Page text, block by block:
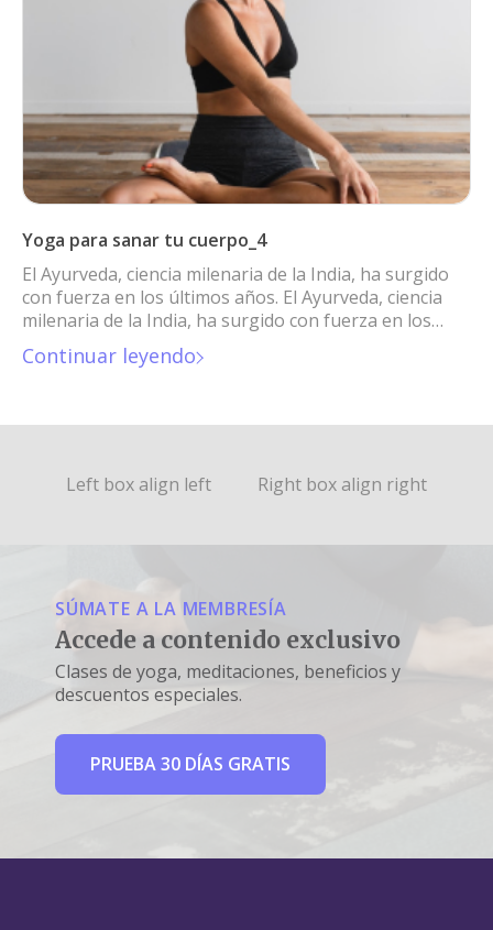
Yoga para sanar tu cuerpo_4
El Ayurveda, ciencia milenaria de la India, ha surgido
con fuerza en los últimos años. El Ayurveda, ciencia
milenaria de la India, ha surgido con fuerza en los
últimos años.
Continuar leyendo
Left box align left Right box align right
SÚMATE A LA MEMBRESÍA
Accede a contenido exclusivo
Clases de yoga, meditaciones, beneficios y
descuentos especiales.
PRUEBA 30 DÍAS GRATIS